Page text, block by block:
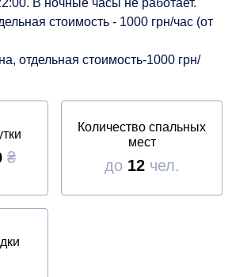
В ночные часы не работает.
стоимость - 1000 грн/час (от
отдельная стоимость-1000 грн/
₴
Количество спальных
мест
до 12чел.